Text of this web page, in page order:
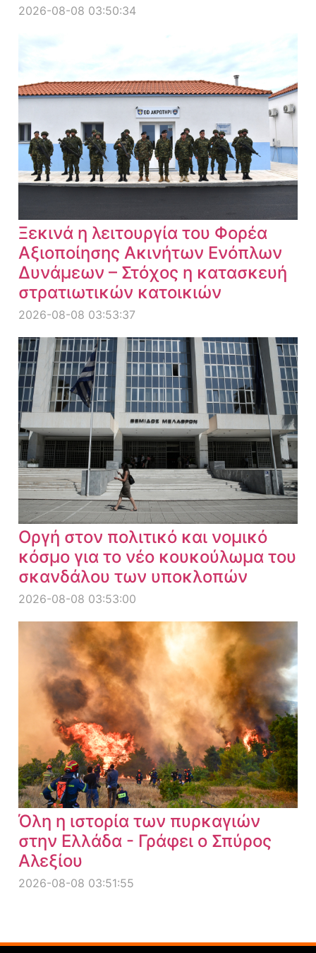
2026-08-08 03:50:34
Ξεκινά η λειτουργία του Φορέα
Αξιοποίησης Ακινήτων Ενόπλων
Δυνάμεων – Στόχος η κατασκευή
στρατιωτικών κατοικιών
2026-08-08 03:53:37
Οργή στον πολιτικό και νομικό
κόσμο για το νέο κουκούλωμα του
σκανδάλου των υποκλοπών
2026-08-08 03:53:00
Όλη η ιστορία των πυρκαγιών
στην Ελλάδα - Γράφει ο Σπύρος
Αλεξίου
2026-08-08 03:51:55